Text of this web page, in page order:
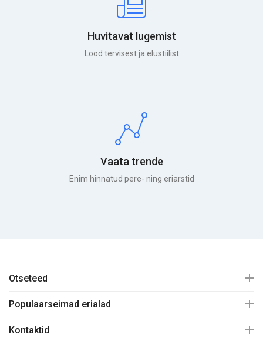
Huvitavat lugemist
Lood tervisest ja elustiilist
Vaata trende
Enim hinnatud pere- ning eriarstid
Otseteed
Populaarseimad erialad
Kontaktid